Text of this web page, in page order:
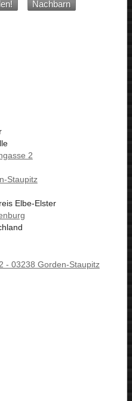
Nachbarn
2
Staupitz
Elbe-Elster
- 03238 Gorden-Staupitz